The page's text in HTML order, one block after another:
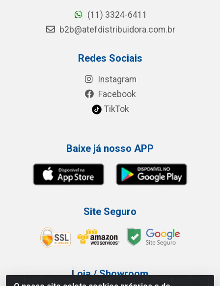
(11) 3324-6411
b2b@atefdistribuidora.com.br
Redes Sociais
Instagram
Facebook
TikTok
Baixe já nosso APP
Site Seguro
Loja / Showroom